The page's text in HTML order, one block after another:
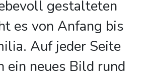
gestalteten
es von Anfang bis
Auf jeder Seite
ein neues Bild rund